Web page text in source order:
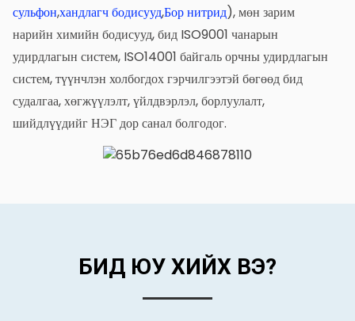
сульфон,хандлагч бодисууд,Бор нитрид), мөн зарим
нарийн химийн бодисууд, бид ISO9001 чанарын
удирдлагын систем, ISO14001 байгаль орчны удирдлагын
систем, түүнчлэн холбогдох гэрчилгээтэй бөгөөд бид
судалгаа, хөгжүүлэлт, үйлдвэрлэл, борлуулалт,
шийдлүүдийг НЭГ дор санал болгодог.
БИД ЮУ ХИЙХ ВЭ?